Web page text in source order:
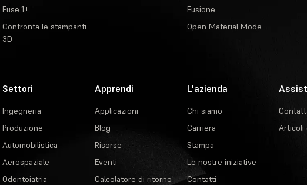
Fuse 1+
Confronta le stampanti
3D
Fusione
Open Material Mode
Settori
Ingegneria
Produzione
Automobilistica
Aerospaziale
Odontoiatria
Apprendi
Applicazioni
Blog
Risorse
Eventi
Calcolatore di ritorno
L'azienda
Chi siamo
Carriera
Stampa
Le nostre iniziative
Contatti
Articoli